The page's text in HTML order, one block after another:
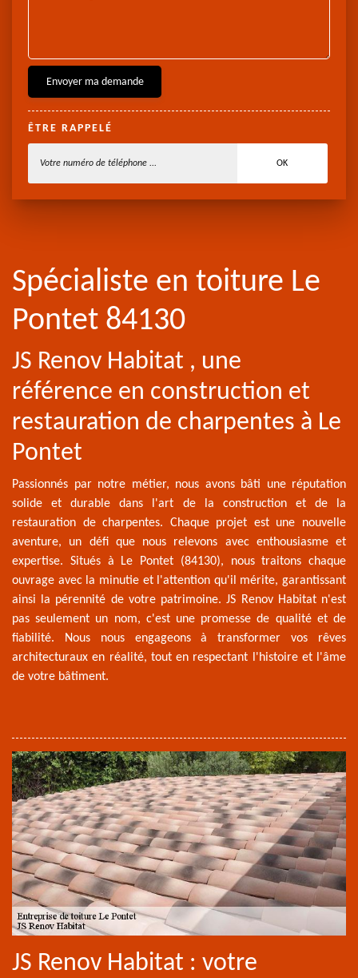
ÊTRE RAPPELÉ
Spécialiste en toiture Le
Pontet 84130
JS Renov Habitat , une
référence en construction et
restauration de charpentes à Le
Pontet
Passionnés par notre métier, nous avons bâti une réputation
solide et durable dans l'art de la construction et de la
restauration de charpentes. Chaque projet est une nouvelle
aventure, un défi que nous relevons avec enthousiasme et
expertise. Situés à Le Pontet (84130), nous traitons chaque
ouvrage avec la minutie et l'attention qu'il mérite, garantissant
ainsi la pérennité de votre patrimoine. JS Renov Habitat n'est
pas seulement un nom, c'est une promesse de qualité et de
fiabilité. Nous nous engageons à transformer vos rêves
architecturaux en réalité, tout en respectant l'histoire et l'âme
de votre bâtiment.
JS Renov Habitat : votre